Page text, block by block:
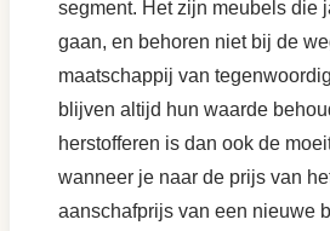
segment. Het zijn meubels die
gaan, en behoren niet bij de
maatschappij van
blijven altijd hun waarde
herstofferen is dan ook de
wanneer je naar de prijs van
aanschafprijs van een nieuwe